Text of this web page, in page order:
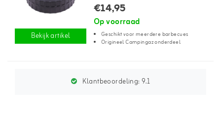
Bekijk artikel
€14,95
Op voorraad
Geschikt voor meerdere barbecues
Origineel Campingaz onderdeel
Klantbeoordeling:9.1